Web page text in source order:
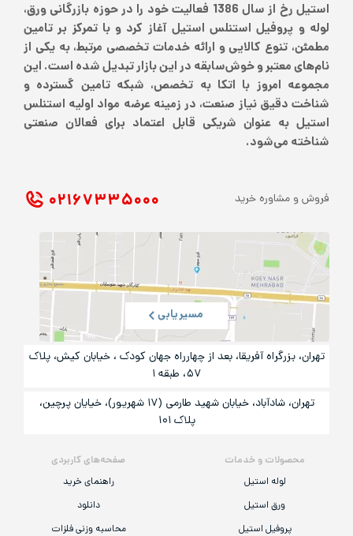
استیل رخ از سال 1386 فعالیت خود را در حوزه بازرگانی ورق،
لوله و پروفیل استنلس استیل آغاز کرد و با تمرکز بر تامین
مطمئن، تنوع کالایی و ارائه خدمات تخصصی مرتبط، به یکی از
نام‌های معتبر و خوش‌سابقه در این بازار تبدیل شده است. این
مجموعه امروز با اتکا به تخصص، شبکه تامین گسترده و
شناخت دقیق نیاز صنعت، در زمینه عرضه مواد اولیه استنلس
استیل به عنوان شریکی قابل اعتماد برای فعالان صنعتی
شناخته می‌شود.
محصولات و خدمات
لوله استیل
ورق استیل
پروفیل استیل
صفحه‌های کاربردی
راهنمای خرید
دانلود
محاسبه وزنی فلزات
فروش و مشاوره خرید ۰۲۱ ۶۷۳۳۵۰۰۰
مسیریابی
تهران، بزرگراه آفریقا، بعد از چهارراه جهان کودک ، خیابان کیش، پلاک
۵۷، طبقه ۱
تهران، شادآباد، خیابان شهید طارمی (۱۷ شهریور)، خیایان پرچین،
پلاک ۱۰۱